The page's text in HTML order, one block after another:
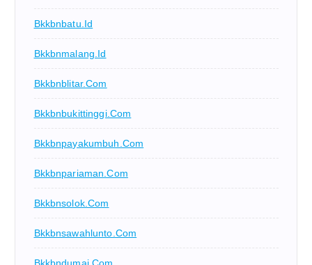
Bkkbnbatu.id
Bkkbnmalang.id
Bkkbnblitar.com
Bkkbnbukittinggi.com
Bkkbnpayakumbuh.com
Bkkbnpariaman.com
Bkkbnsolok.com
Bkkbnsawahlunto.com
Bkkbndumai.com